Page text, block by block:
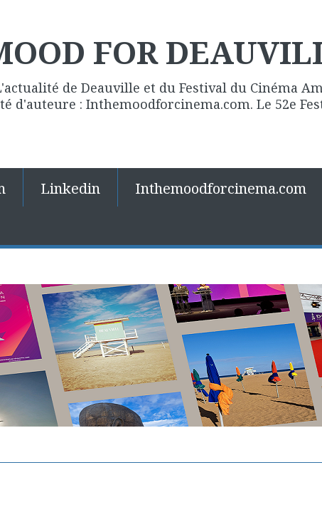
FOR
de Deauville et du Festival du Cinéma
d'auteure : Inthemoodforcinema.com. Le 52e
Linkedin Inthemoodforcinema.com